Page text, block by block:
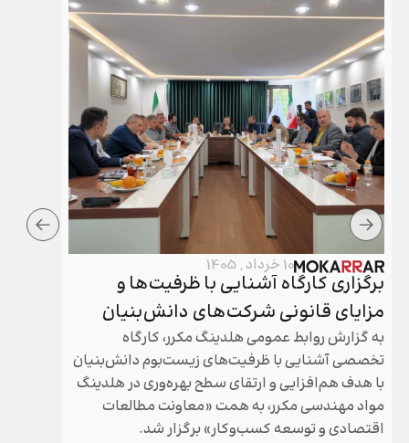
10 خرداد , 1405
برگزاری کارگاه آشنایی با ظرفیت‌ها و
مزایای قانونی شرکت‌های دانش‌بنیان
به گزارش روابط عمومی هلدینگ مکرر، کارگاه
تخصصی آشنایی با ظرفیت‌های زیست‌بوم دانش‌بنیان
با هدف هم‌افزایی و ارتقای سطح بهره‌وری در هلدینگ
مواد مهندسی مکرر، به همت «معاونت مطالعات
اقتصادی و توسعه کسب‌وکار» برگزار شد.